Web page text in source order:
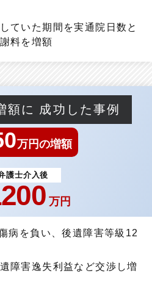
ていた期間を実通院日数と
料を増額
額に 成功した事例
万円の増額
護士介入後
万円
病を負い、後遺障害等級12
障害逸失利益など交渉し増